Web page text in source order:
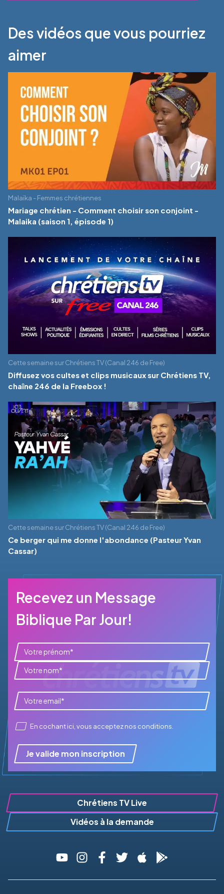
Des vidéos que vous pourriez
aimer
Malaïka - Femmes chrétiennes
Mariage chrétien - Comment choisir son conjoint -
Malaika (saison 1, épisode 1)
Cette semaine sur Chrétiens TV (Canal 246 de Free)
Diffusez vos cultes et clips musicaux sur Chrétiens TV,
chaîne 246 de la Freebox !
Cette semaine sur Chrétiens TV (Canal 246 de Free)
Ce berger qui me donne l'abondance (Pasteur Yvan
Cassar)
Recevez un Message
Biblique Par Jour!
En cochant ici, vous accepteznos conditions
Je valide mon inscription
Chrétiens TV Live
Vidéos à la demande